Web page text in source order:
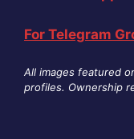
For Telegram
All images featured
profiles. Ownership